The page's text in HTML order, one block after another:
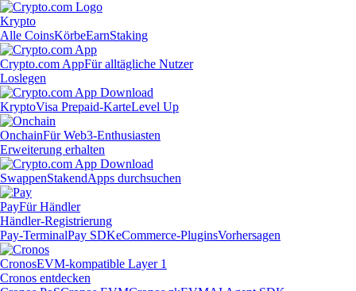
Krypto
Alle CoinsKörbeEarnStaking
Crypto.com AppFür alltägliche Nutzer
Loslegen
KryptoVisa Prepaid-KarteLevel Up
OnchainFür Web3-Enthusiasten
Erweiterung erhalten
SwappenStakendApps durchsuchen
PayFür Händler
Händler-Registrierung
Pay-TerminalPay SDKeCommerce-PluginsVorhersagen
CronosEVM-kompatible Layer 1
Cronos entdecken